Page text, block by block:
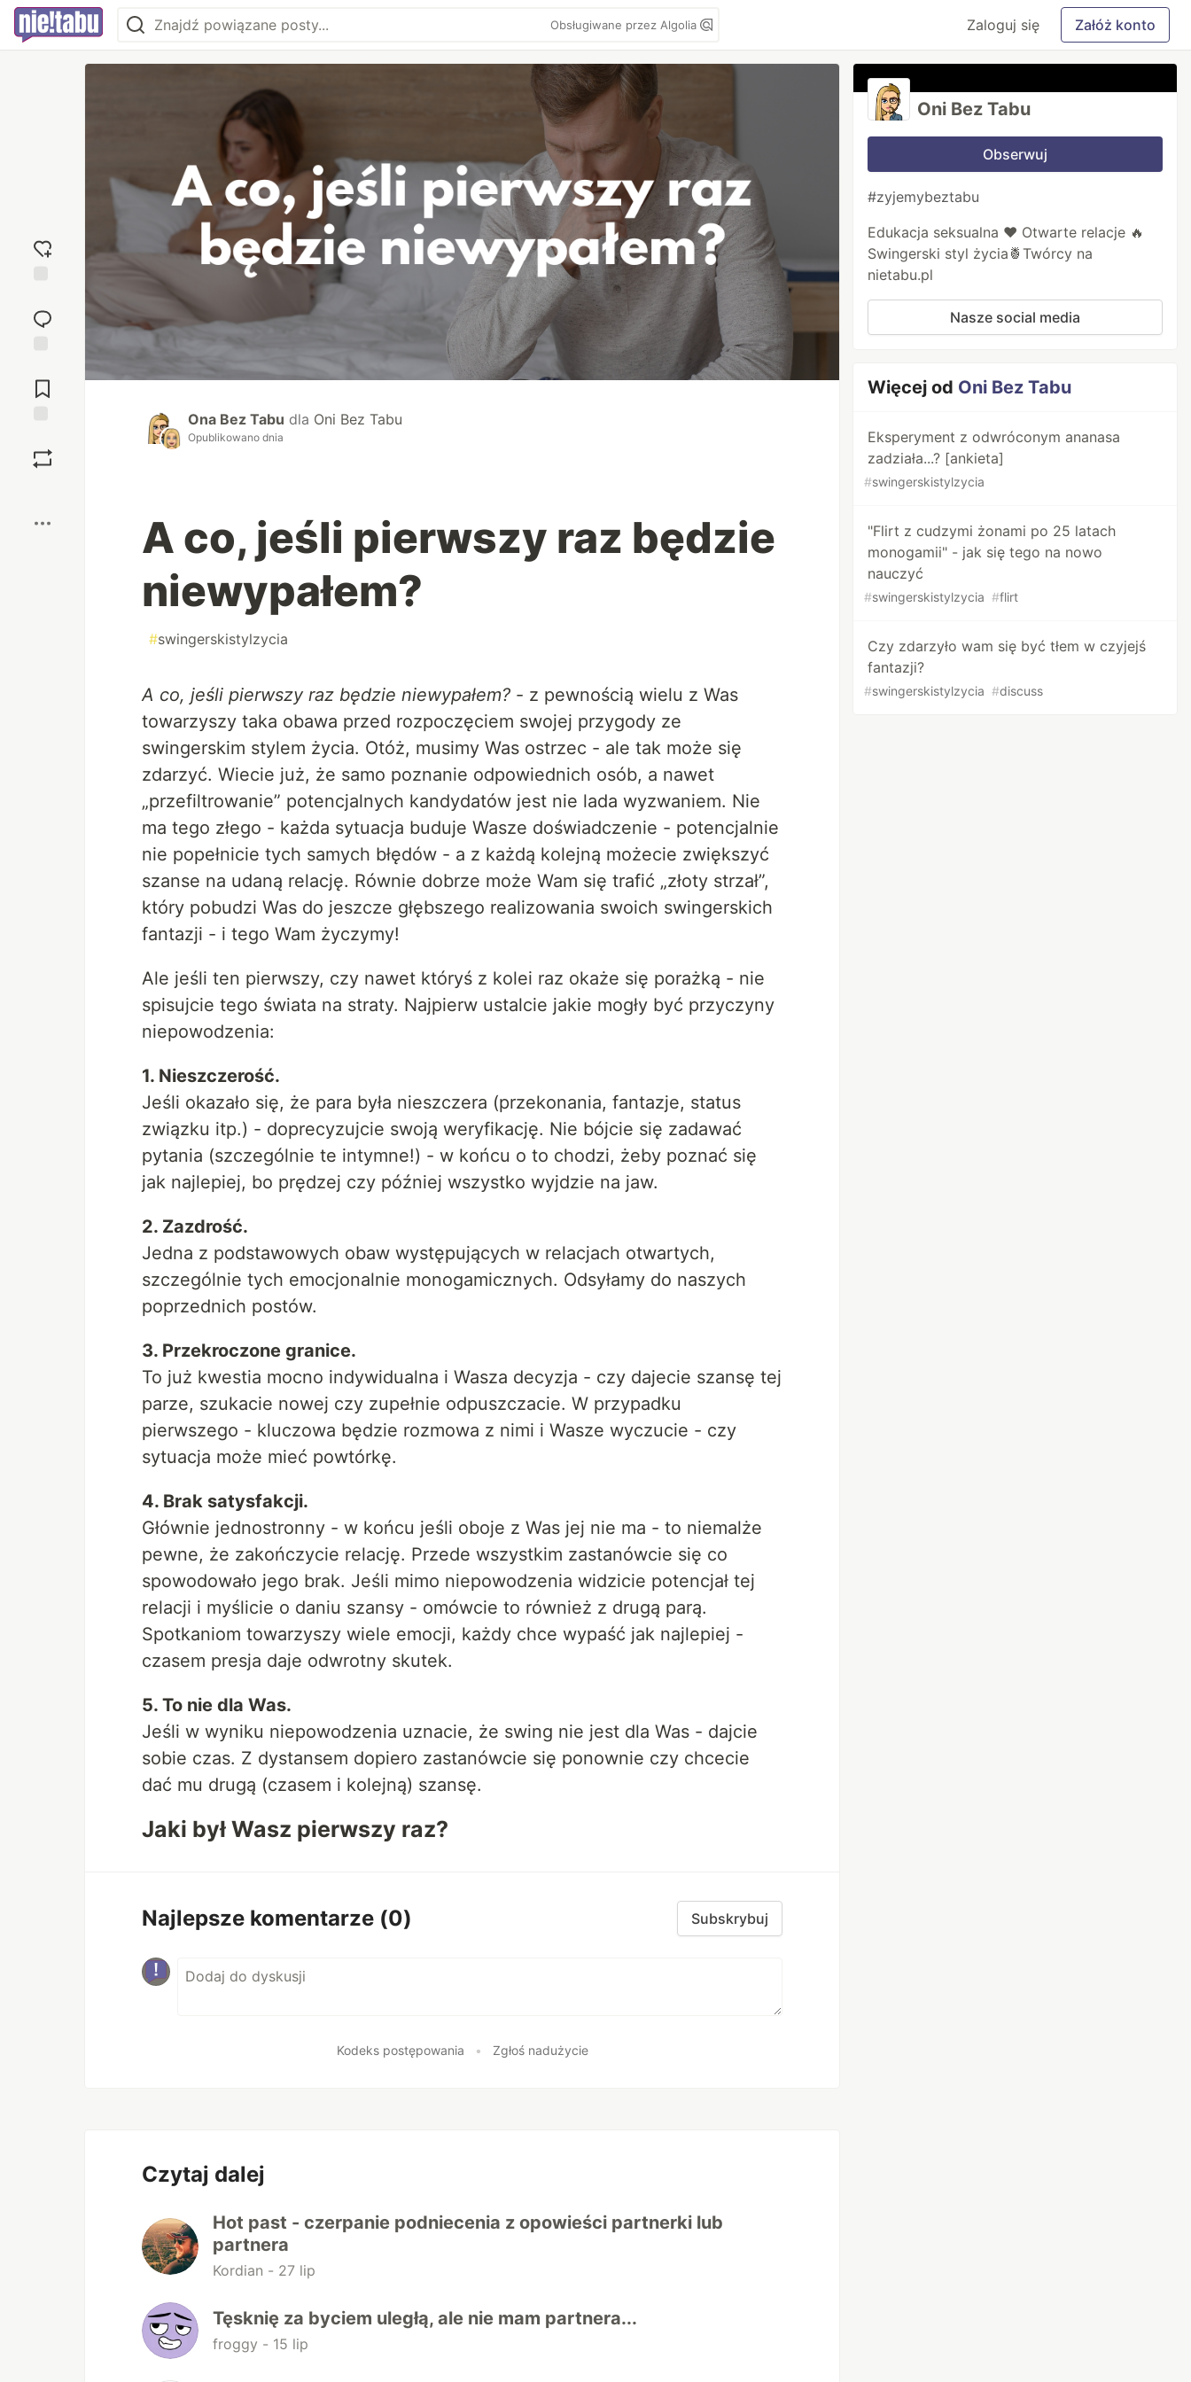
Obsługiwane przez Algolia Zaloguj się Załóż konto
reakcję
komentarzy
Ona Bez Tabu dla Oni Bez Tabu
Opublikowano dnia
A co, jeśli pierwszy raz będzie
niewypałem?
#swingerskistylzycia
A co, jeśli pierwszy raz będzie niewypałem? - z pewnością wielu z Was
towarzyszy taka obawa przed rozpoczęciem swojej przygody ze
swingerskim stylem życia. Otóż, musimy Was ostrzec - ale tak może się
zdarzyć. Wiecie już, że samo poznanie odpowiednich osób, a nawet
„przefiltrowanie” potencjalnych kandydatów jest nie lada wyzwaniem. Nie
ma tego złego - każda sytuacja buduje Wasze doświadczenie - potencjalnie
nie popełnicie tych samych błędów - a z każdą kolejną możecie zwiększyć
szanse na udaną relację. Równie dobrze może Wam się trafić „złoty strzał”,
który pobudzi Was do jeszcze głębszego realizowania swoich swingerskich
fantazji - i tego Wam życzymy!
Ale jeśli ten pierwszy, czy nawet któryś z kolei raz okaże się porażką - nie
spisujcie tego świata na straty. Najpierw ustalcie jakie mogły być przyczyny
niepowodzenia:
1. Nieszczerość.
Jeśli okazało się, że para była nieszczera (przekonania, fantazje, status
związku itp.) - doprecyzujcie swoją weryfikację. Nie bójcie się zadawać
pytania (szczególnie te intymne!) - w końcu o to chodzi, żeby poznać się
jak najlepiej, bo prędzej czy później wszystko wyjdzie na jaw.
2. Zazdrość.
Jedna z podstawowych obaw występujących w relacjach otwartych,
szczególnie tych emocjonalnie monogamicznych. Odsyłamy do naszych
poprzednich postów.
3. Przekroczone granice.
To już kwestia mocno indywidualna i Wasza decyzja - czy dajecie szansę tej
parze, szukacie nowej czy zupełnie odpuszczacie. W przypadku
pierwszego - kluczowa będzie rozmowa z nimi i Wasze wyczucie - czy
sytuacja może mieć powtórkę.
4. Brak satysfakcji.
Głównie jednostronny - w końcu jeśli oboje z Was jej nie ma - to niemalże
pewne, że zakończycie relację. Przede wszystkim zastanówcie się co
spowodowało jego brak. Jeśli mimo niepowodzenia widzicie potencjał tej
relacji i myślicie o daniu szansy - omówcie to również z drugą parą.
Spotkaniom towarzyszy wiele emocji, każdy chce wypaść jak najlepiej -
czasem presja daje odwrotny skutek.
5. To nie dla Was.
Jeśli w wyniku niepowodzenia uznacie, że swing nie jest dla Was - dajcie
sobie czas. Z dystansem dopiero zastanówcie się ponownie czy chcecie
dać mu drugą (czasem i kolejną) szansę.
Jaki był Wasz pierwszy raz?
Najlepsze komentarze (0) Subskrybuj
Kodeks postępowania • Zgłoś nadużycie
Czytaj dalej
Hot past - czerpanie podniecenia z opowieści partnerki lub
partnera
Kordian - 27 lip
Tęsknię za byciem uległą, ale nie mam partnera...
froggy - 15 lip
Oni Bez Tabu
Obserwuj
#zyjemybeztabu
Edukacja seksualna ❤️ Otwarte relacje 🔥
Swingerski styl życia🍍Twórcy na
nietabu.pl
Nasze social media
Więcej od Oni Bez Tabu
Eksperyment z odwróconym ananasa
zadziała...? [ankieta]
#swingerskistylzycia
"Flirt z cudzymi żonami po 25 latach
monogamii" - jak się tego na nowo
nauczyć
#swingerskistylzycia #flirt
Czy zdarzyło wam się być tłem w czyjejś
fantazji?
#swingerskistylzycia #discuss